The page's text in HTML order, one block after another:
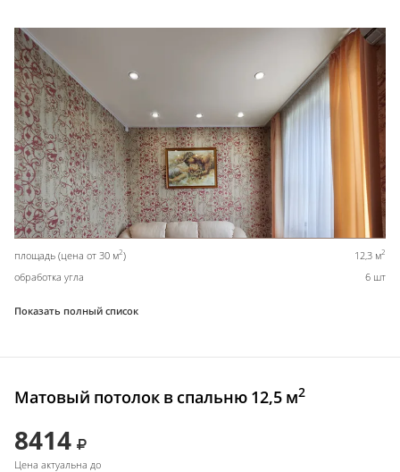
площадь (цена от 30 м2) 12,3 м2
обработка угла 6 шт
Показать полный список
Матовый потолок в спальню 12,5 м2
8414
Цена актуальна до